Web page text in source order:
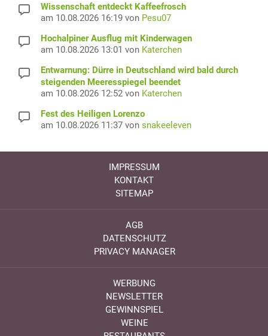
Wissenschaft entdeckt Kaffeefrosch
am 10.08.2026 16:19 von Pesu07
Hochalpiner Ausflug mit Kinderwagen
am 10.08.2026 13:01 von Katerchen
Entwarnung: Dürre in Deutschland wird bald durch
steigenden Meeresspiegel beendet
am 10.08.2026 12:52 von Katerchen
Fest des Heiligen Lorenzo
am 10.08.2026 11:37 von snakeeleven
IMPRESSUM
KONTAKT
SITEMAP
AGB
DATENSCHUTZ
PRIVACY MANAGER
WERBUNG
NEWSLETTER
GEWINNSPIEL
WEINE